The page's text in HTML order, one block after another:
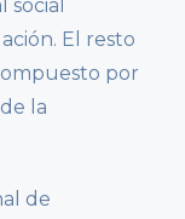
El resto
por
la
de